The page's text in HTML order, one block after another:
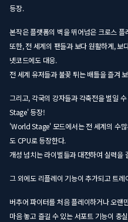
등장.
본작은 플랫폼의 벽을 뛰어넘은 크로스 플
또한, 전 세계의 팬들과 보다 원활하게, 보
넷코드에도 대응.
전 세계 유저들과 불꽃 튀는 배틀을 즐겨
그리고, 각국의 강자들과 각축전을 벌일
Stage' 등장!
'World Stage' 모드에서는 전 세계의 수
도 CPU로 등장한다.
개성 넘치는 라이벌들과 대전하여 실력을
그 외에도 리플레이 기능이 추가되고 트
버추어 파이터를 처음 플레이하거나 오랜
마음 놓고 즐길 수 있는 서포트 기능이 충